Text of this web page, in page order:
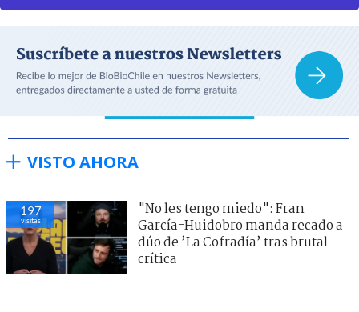
VISTO AHORA
197
visitas
"No les tengo miedo": Fran
García-Huidobro manda recado a
dúo de ’La Cofradía’ tras brutal
crítica